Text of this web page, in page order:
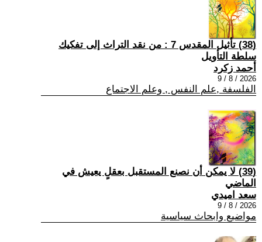
(38) تأثيل المقدس 7 : من نقد التراث إلى تفكيك
سلطة التأويل
أحمد زكرد
2026 / 8 / 9
الفلسفة ,علم النفس , وعلم الاجتماع
(39) لا يمكن أن نصنع المستقبل بعقلٍ يعيش في
الماضي
سعد اميدي
2026 / 8 / 9
مواضيع وابحاث سياسية